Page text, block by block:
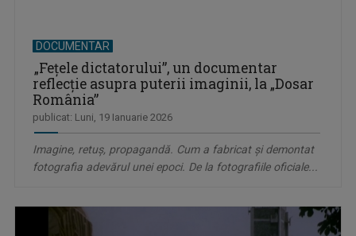
DOCUMENTAR
„Fețele dictatorului”, un documentar
reflecție asupra puterii imaginii, la „Dosar
România”
publicat: Luni, 19 Ianuarie 2026
Imagine, retuș, propagandă. Cum a fabricat și demontat
fotografia adevărul unei epoci. De la fotografiile oficiale...